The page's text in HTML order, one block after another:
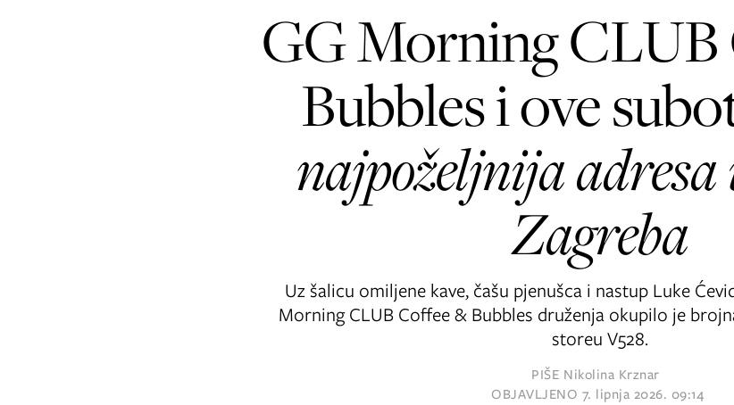
GG Morning
Bubbles i ove
najpoželjnija
Zagreba
Uz šalicu omiljene kave, čašu pjenušca i nastup Luke
Morning CLUB Coffee & Bubbles druženja okupilo je
storeu V528.
PIŠE Nikolina Krznar
OBJAVLJENO 7. lipnja 2026. 09:14